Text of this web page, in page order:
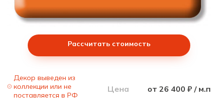
Рассчитать стоимость
Декор выведен из
коллекции или не
поставляется в РФ
Цена от 26 400 ₽ / м.п